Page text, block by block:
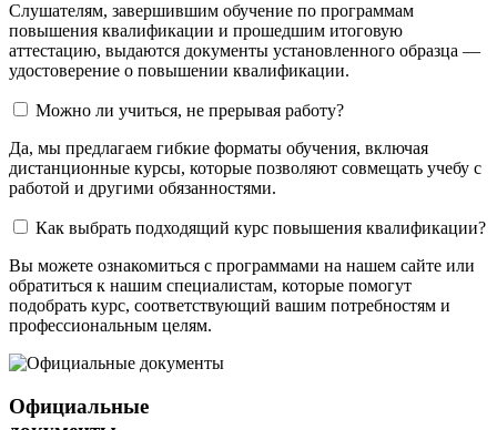
Слушателям, завершившим обучение по программам
повышения квалификации и прошедшим итоговую
аттестацию, выдаются документы установленного образца —
удостоверение о повышении квалификации.
Можно ли учиться, не прерывая работу?
Да, мы предлагаем гибкие форматы обучения, включая
дистанционные курсы, которые позволяют совмещать учебу с
работой и другими обязанностями.
Как выбрать подходящий курс повышения квалификации?
Вы можете ознакомиться с программами на нашем сайте или
обратиться к нашим специалистам, которые помогут
подобрать курс, соответствующий вашим потребностям и
профессиональным целям.
Официальные